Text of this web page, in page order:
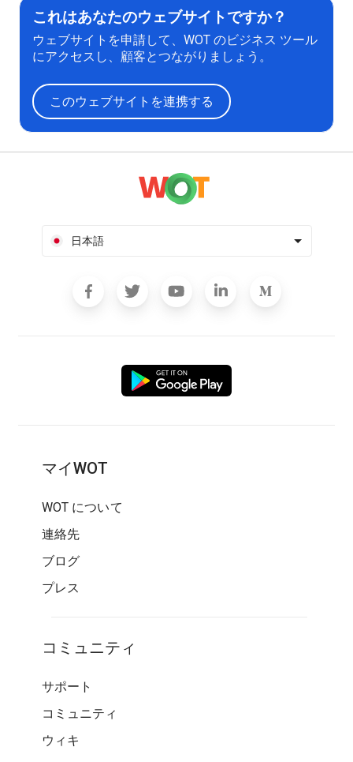
これはあなたのウェブサイトですか？
ウェブサイトを申請して、WOT のビジネス ツール
にアクセスし、顧客とつながりましょう。
このウェブサイトを連携する
日本語
マイWOT
WOT について
連絡先
ブログ
プレス
コミュニティ
サポート
コミュニティ
ウィキ